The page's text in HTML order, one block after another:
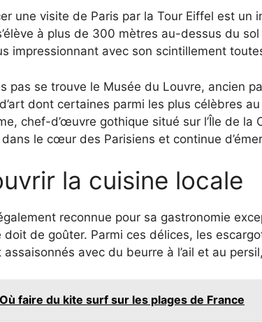
une visite de Paris par la Tour Eiffel est un
à plus de 300 mètres au-dessus du
impressionnant avec son scintillement
pas se trouve le Musée du Louvre, ancien
dont certaines parmi les plus célèbres
chef-d’œuvre gothique situé sur l’Île de
le cœur des Parisiens et continue
la cuisine locale
reconnue pour sa gastronomie
doit de goûter. Parmi ces délices, les
assaisonnés avec du beurre à l’ail et au
Où faire du kite surf sur les plages de France